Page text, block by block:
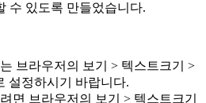
수 있도록 만들었습니다.
브라우저의 보기 > 텍스트크기 >
설정하시기 바랍니다.
면 브라우저의 보기 > 텍스트크기